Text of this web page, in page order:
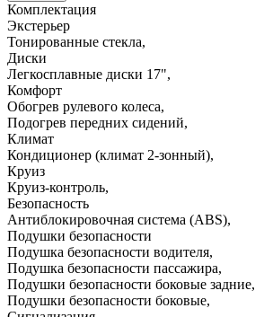
Комплектация
Экстерьер
Тонированные стекла,
Диски
Легкосплавные диски 17",
Комфорт
Обогрев рулевого колеса,
Подогрев передних сидений,
Климат
Кондиционер (климат 2-зонный),
Круиз
Круиз-контроль,
Безопасность
Антиблокировочная система (ABS),
Подушки безопасности
Подушка безопасности водителя,
Подушка безопасности пассажира,
Подушки безопасности боковые задние,
Подушки безопасности боковые,